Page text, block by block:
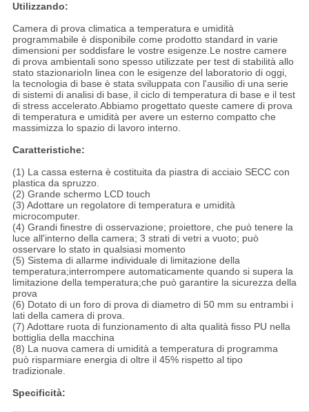
Utilizzando:
Camera di prova climatica a temperatura e umidità
programmabile è disponibile come prodotto standard in varie
dimensioni per soddisfare le vostre esigenze.Le nostre camere
di prova ambientali sono spesso utilizzate per test di stabilità allo
stato stazionarioIn linea con le esigenze del laboratorio di oggi,
la tecnologia di base è stata sviluppata con l'ausilio di una serie
di sistemi di analisi di base, il ciclo di temperatura di base e il test
di stress accelerato.Abbiamo progettato queste camere di prova
di temperatura e umidità per avere un esterno compatto che
massimizza lo spazio di lavoro interno.
Caratteristiche:
(1) La cassa esterna è costituita da piastra di acciaio SECC con
plastica da spruzzo.
(2) Grande schermo LCD touch
(3) Adottare un regolatore di temperatura e umidità
microcomputer.
(4) Grandi finestre di osservazione; proiettore, che può tenere la
luce all'interno della camera; 3 strati di vetri a vuoto; può
osservare lo stato in qualsiasi momento
(5) Sistema di allarme individuale di limitazione della
temperatura;interrompere automaticamente quando si supera la
limitazione della temperatura;che può garantire la sicurezza della
prova
(6) Dotato di un foro di prova di diametro di 50 mm su entrambi i
lati della camera di prova.
(7) Adottare ruota di funzionamento di alta qualità fisso PU nella
bottiglia della macchina
(8) La nuova camera di umidità a temperatura di programma
può risparmiare energia di oltre il 45% rispetto al tipo
tradizionale.
Specificità: